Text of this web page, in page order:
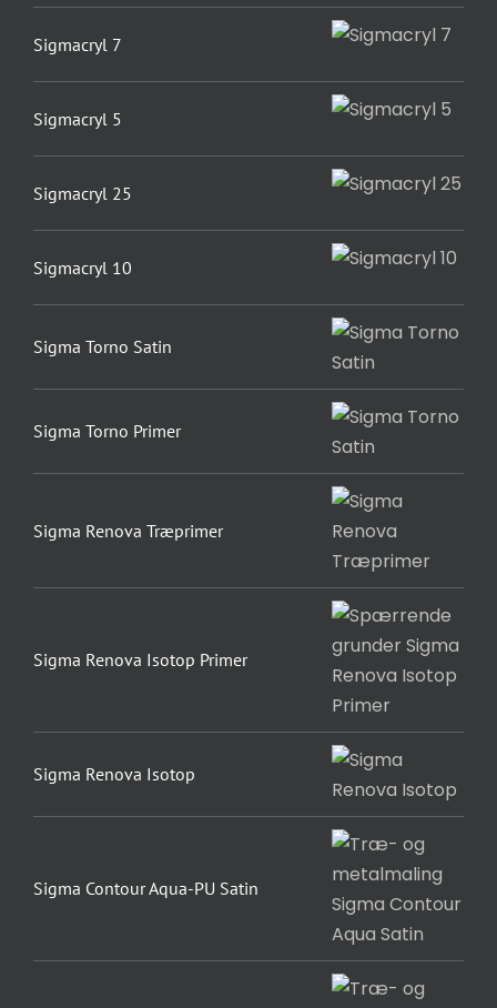
Sigmacryl 7
Sigmacryl 5
Sigmacryl 25
Sigmacryl 10
Sigma Torno Satin
Sigma Torno Primer
Sigma Renova Træprimer
Sigma Renova Isotop Primer
Sigma Renova Isotop
Sigma Contour Aqua-PU Satin